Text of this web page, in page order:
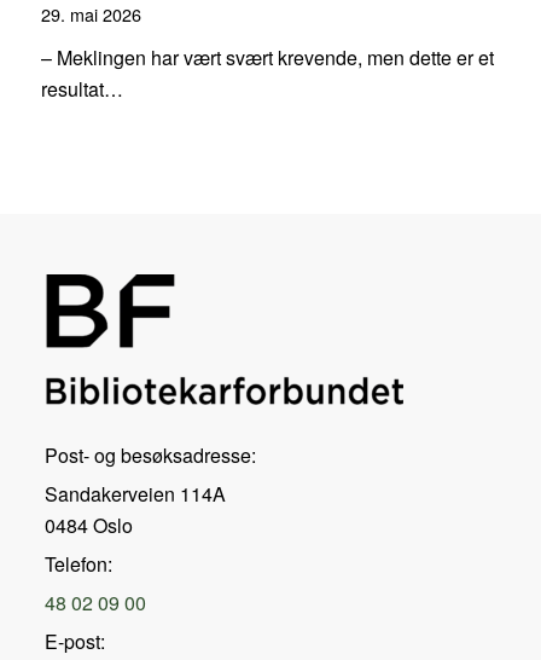
29. mai 2026
– Meklingen har vært svært krevende, men dette er et
resultat…
Post- og besøksadresse:
Sandakerveien 114A
0484 Oslo
Telefon:
48 02 09 00
E-post: